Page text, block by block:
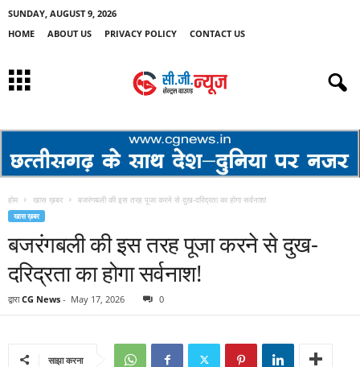
SUNDAY, AUGUST 9, 2026
HOME
ABOUT US PRIVACY POLICY CONTACT US
होम खास ख़बर बजरंगबली की इस तरह पूजा करने से दुख-दरिद्रता का होगा सर्वनाश!
खास ख़बर
बजरंगबली की इस तरह पूजा करने से दुख-
दरिद्रता का होगा सर्वनाश!
द्वारा CG News - May 17, 2026 0
साझा करना